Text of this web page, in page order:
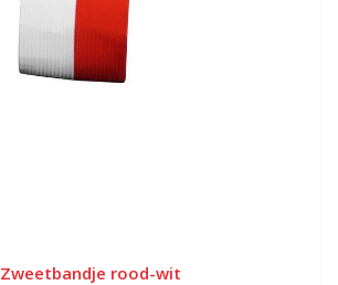
Zweetbandje rood-wit